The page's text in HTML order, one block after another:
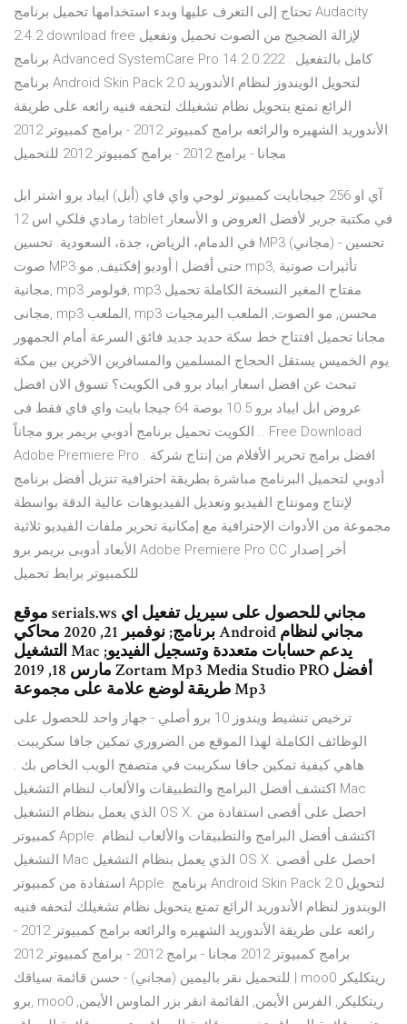
تحتاج إلى التعرف عليها وبدء استخدامها تحميل برنامج Audacity
2.4.2 download free لإزالة الضجيج من الصوت تحميل وتفعيل
برنامج Advanced SystemCare Pro 14.2.0.222 كامل بالتفعيل .
برنامج Android Skin Pack 2.0 لتحويل الويندوز لنظام الأندوريد
الرائع تمتع يتحويل نظام تشغيلك لتحفه فنيه رائعه على طريقة
الأندوريد الشهيره والرائعه برامج كمبيوتر 2012 - برامج كمبيوتر 2012
مجانا - برامج 2012 - برامج كمبيوتر 2012 للتحميل
اشتر ابل ‎أبل) ايباد برو)‎ ‎كمبيوتر لوحي واي فاي‎ ‎جيجابايت ‎256‎‎ ‎آي او
اس 12‎ ‎رمادي فلكي‎ tablet في مكتبة جرير لأفضل العروض و الأسعار
في الدمام، الرياض، جدة، السعودية. تحسين MP3 (مجاني) - تحسين
صوت MP3 حتى أفضل | أوديو إفكتيف, مو mp3, تأثيرات صوتية
مجانية, mp3 فولومر, mp3 مفتاح المغير النسخة الكاملة تحميل
مجانى, mp3 الملعب, mp3 محسن, مو الصوت, الملعب البرمجيات
مجانا تحميل افتتاح خط سكة حديد جديد فائق السرعة أمام الجمهور
يوم الخميس يستقل الحجاج المسلمين والمسافرين الآخرين بين مكة
تبحث عن افضل اسعار ايباد برو فى الكويت؟ تسوق الان افضل
عروض ابل ايباد برو 10.5 بوصة 64 جيجا بايت واي فاي فقط فى
الكويت تحميل برنامج أدوبي بريمر برو مجاناً .. Free Download
Adobe Premiere Pro . افضل برامج تحرير الأفلام من إنتاج شركة
أدوبي لتحميل البرنامج مباشرة بطريقة احترافية تنزيل أفضل برنامج
لإنتاج ومونتاج الفيديو وتعديل الفيديوهات عالية الدقة بواسطة
مجموعة من الأدوات الإحترافية مع إمكانية تحرير ملفات الفيديو ثلاثية
الأبعاد أدوبى بريمر برو Adobe Premiere Pro CC أخر إصدار
للكمبيوتر برابط تحميل
موقع serials.ws مجاني للحصول على سيريل تفعيل اي
برنامج; نوفمبر 21, 2020 محاكي Android مجاني لنظام
التشغيل Mac يدعم حسابات متعددة وتسجيل الفيديو;
مارس 18, 2019 Zortam Mp3 Media Studio PRO أفضل
طريقة لوضع علامة على مجموعة Mp3
ترخيص تنشيط ويندوز 10 برو أصلي - جهاز واحد للحصول على
الوظائف الكاملة لهذا الموقع من الضروري تمكين جافا سكريبت.
هاهي كيفية تمكين جافا سكريبت في متصفح الويب الخاص بك .
اكتشف أفضل البرامج والتطبيقات والألعاب لنظام التشغيل Mac
الذي يعمل بنظام التشغيل OS X. احصل على أقصى استفادة من
كمبيوتر Apple. اكتشف أفضل البرامج والتطبيقات والألعاب لنظام
التشغيل Mac الذي يعمل بنظام التشغيل OS X. احصل على أقصى
استفادة من كمبيوتر Apple. برنامج Android Skin Pack 2.0 لتحويل
الويندوز لنظام الأندوريد الرائع تمتع يتحويل نظام تشغيلك لتحفه فنيه
رائعه على طريقة الأندوريد الشهيره والرائعه برامج كمبيوتر 2012 -
برامج كمبيوتر 2012 مجانا - برامج 2012 - برامج كمبيوتر 2012
للتحميل نقر باليمين (مجاني) - حسن قائمة سياقك | moo0 ريتكليكر
برو, moo0 ريتكليكر, الفرس الأيمن, القائمة انقر بزر الماوس الأيمن,